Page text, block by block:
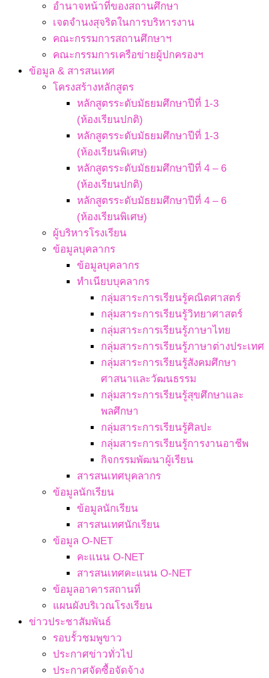
อำนาจหน้าที่ของสถานศึกษา
เจตจํานงสุจริตในการบริหารงาน
คณะกรรมการสถานศึกษาฯ
คณะกรรมการเครือข่ายผู้ปกครองฯ
ข้อมูล & สารสนเทศ
โครงสร้างหลักสูตร
หลักสูตรระดับมัธยมศึกษาปีที่ 1-3
(ห้องเรียนปกติ)
หลักสูตรระดับมัธยมศึกษาปีที่ 1-3
(ห้องเรียนพิเศษ)
หลักสูตรระดับมัธยมศึกษาปีที่ 4 – 6
(ห้องเรียนปกติ)
หลักสูตรระดับมัธยมศึกษาปีที่ 4 – 6
(ห้องเรียนพิเศษ)
ผู้บริหารโรงเรียน
ข้อมูลบุคลากร
ข้อมูลบุคลากร
ทำเนียบบุคลากร
กลุ่มสาระการเรียนรู้คณิตศาสตร์
กลุ่มสาระการเรียนรู้วิทยาศาสตร์
กลุ่มสาระการเรียนรู้ภาษาไทย
กลุ่มสาระการเรียนรู้ภาษาต่างประเทศ
กลุ่มสาระการเรียนรู้สังคมศึกษา
ศาสนาและวัฒนธรรม
กลุ่มสาระการเรียนรู้สุขศึกษาและ
พลศึกษา
กลุ่มสาระการเรียนรู้ศิลปะ
กลุ่มสาระการเรียนรู้การงานอาชีพ
กิจกรรมพัฒนาผู้เรียน
สารสนเทศบุคลากร
ข้อมูลนักเรียน
ข้อมูลนักเรียน
สารสนเทศนักเรียน
ข้อมูล O-NET
คะแนน O-NET
สารสนเทศคะแนน O-NET
ข้อมูลอาคารสถานที่
แผนผังบริเวณโรงเรียน
ข่าวประชาสัมพันธ์
รอบรั้วชมพูขาว
ประกาศข่าวทั่วไป
ประกาศจัดซื้อจัดจ้าง